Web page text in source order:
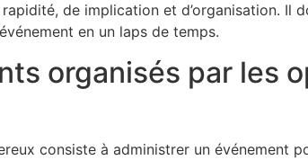
de implication et d’organisation. Il
en un laps de temps.
organisés par les
consiste à administrer un événement